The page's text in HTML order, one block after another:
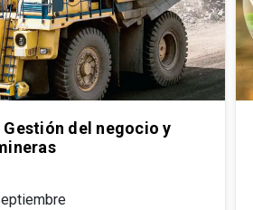
Gestión del negocio y